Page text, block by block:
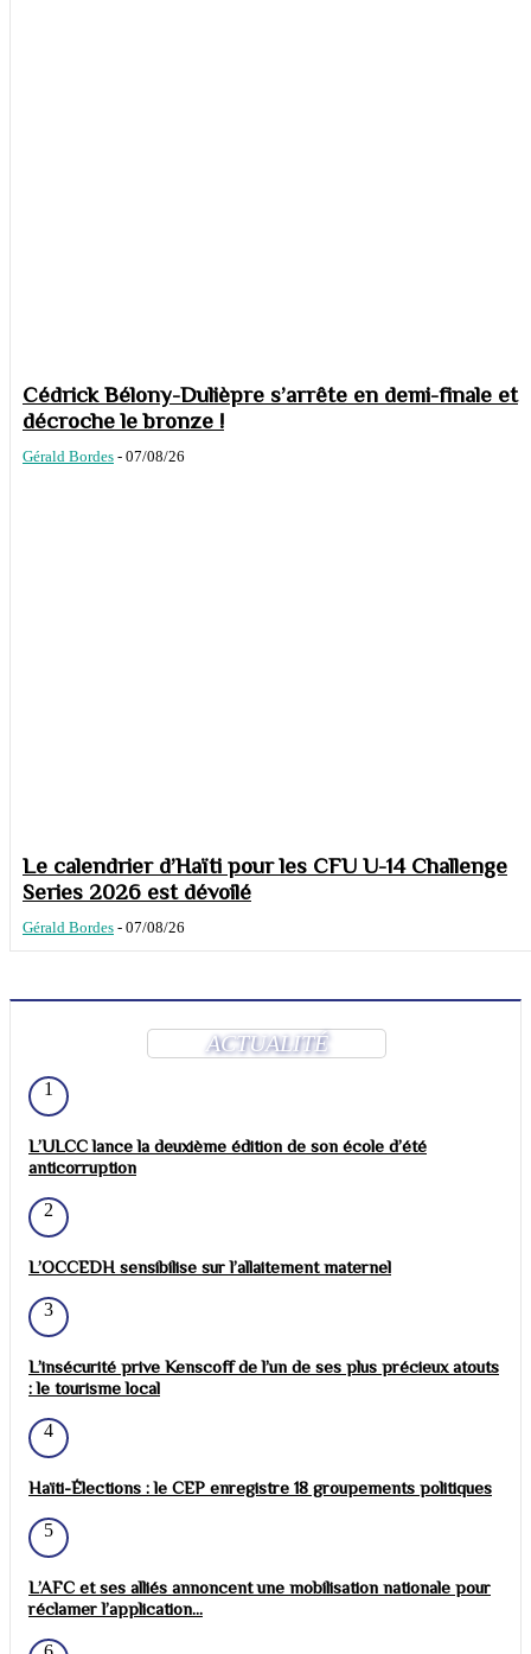
Cédrick Bélony-Dulièpre s’arrête en demi-finale et
décroche le bronze !
Gérald Bordes - 07/08/26
Le calendrier d’Haïti pour les CFU U-14 Challenge
Series 2026 est dévoilé
Gérald Bordes - 07/08/26
ACTUALITÉ
1
L’ULCC lance la deuxième édition de son école d’été
anticorruption
2
L’OCCEDH sensibilise sur l’allaitement maternel
3
L’insécurité prive Kenscoff de l’un de ses plus précieux atouts
: le tourisme local
4
Haïti-Élections : le CEP enregistre 18 groupements politiques
5
L’AFC et ses alliés annoncent une mobilisation nationale pour
réclamer l’application...